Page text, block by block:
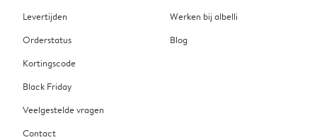
Levertijden
Orderstatus
Kortingscode
Black Friday
Veelgestelde vragen
Contact
Werken bij albelli
Blog